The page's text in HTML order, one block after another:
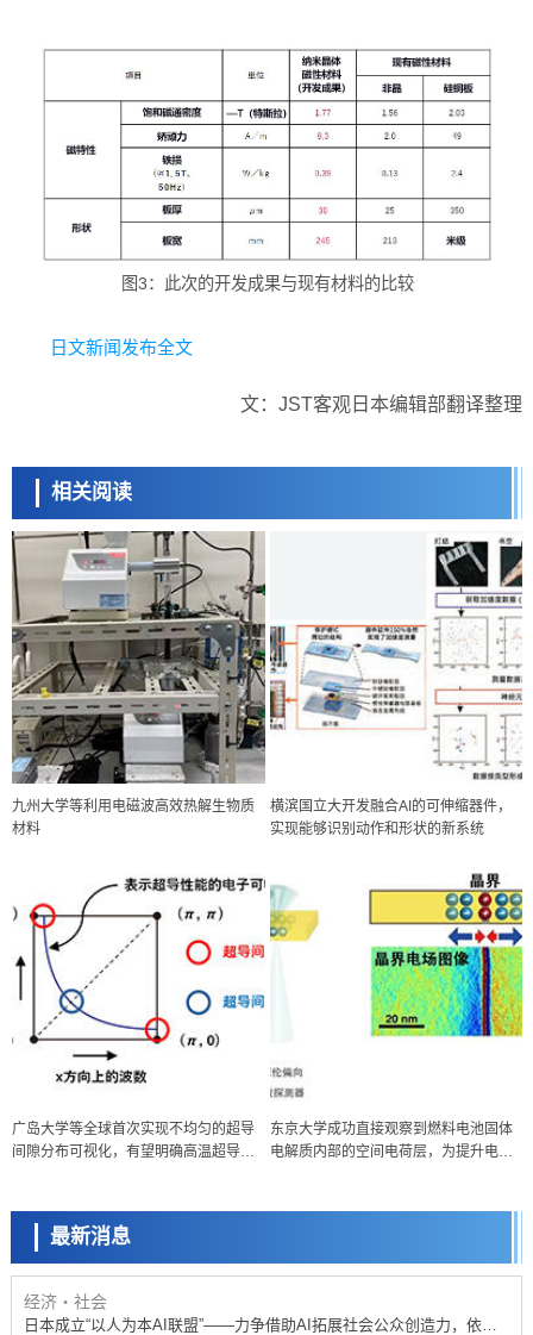
图3：此次的开发成果与现有材料的比较
日文新闻发布全文
文：JST客观日本编辑部翻译整理
相关阅读
九州大学等利用电磁波高效热解生物质
材料
横滨国立大开发融合AI的可伸缩器件，
实现能够识别动作和形状的新系统
广岛大学等全球首次实现不均匀的超导
间隙分布可视化，有望明确高温超导机
东京大学成功直接观察到燃料电池固体
电解质内部的空间电荷层，为提升电池
最新消息
日本科研费增设国际共同研究强化新类别，促进青年研究人员赴海外开
展研究
科学研究
开发出300亿年仅误差1秒的光晶格钟，构建网络将其打造为下一代社会
基础设施
经济・社会
日本成立“以人为本AI联盟”——力争借助AI拓展社会公众创造力，依托